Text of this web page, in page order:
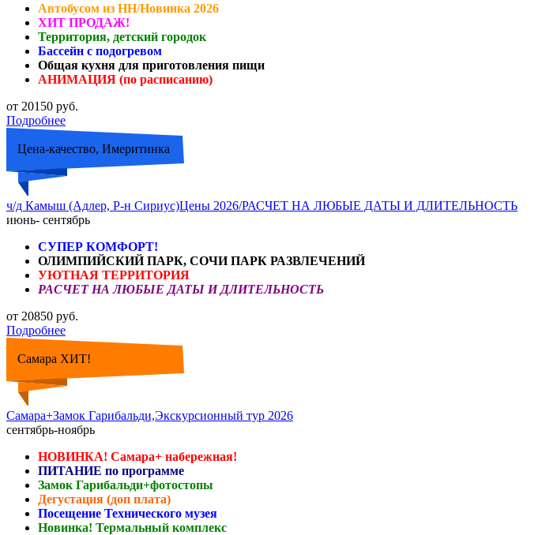
Автобусом из НН/Новинка 2026
ХИТ ПРОДАЖ!
Территория, детский городок
Бассейн с подогревом
Общая кухня для приготовления пищи
АНИМАЦИЯ (по расписанию)
от 20150 руб.
Подробнее
Цена-качество, Имеритинка
ч/д Камыш (Адлер, Р-н Сириус)Цены 2026/РАСЧЕТ НА ЛЮБЫЕ ДАТЫ И ДЛИТЕЛЬНОСТЬ
июнь- сентябрь
СУПЕР КОМФОРТ!
ОЛИМПИЙСКИЙ ПАРК, СОЧИ ПАРК РАЗВЛЕЧЕНИЙ
УЮТНАЯ ТЕРРИТОРИЯ
РАСЧЕТ НА ЛЮБЫЕ ДАТЫ И ДЛИТЕЛЬНОСТЬ
от 20850 руб.
Подробнее
Самара ХИТ!
Самара+Замок Гарибальди,Экскурсионный тур 2026
сентябрь-ноябрь
НОВИНКА! Самара+ набережная!
ПИТАНИЕ по программе
Замок Гарибальди+фотостопы
Дегустация (доп плата)
Посещение Технического музея
Новинка! Термальный комплекс